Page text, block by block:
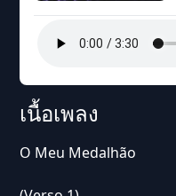
เนื้อเพลง
O Meu Medalhão